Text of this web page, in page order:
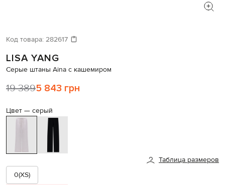
Код товара: 282617
LISA YANG
Серые штаны Aina с кашемиром
19 3895 843 грн
Цвет — серый
Таблица размеров
0(XS)